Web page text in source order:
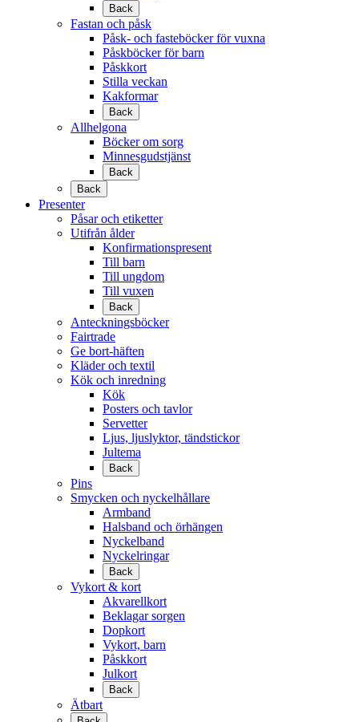
Back
Fastan och påsk
Påsk- och fasteböcker för vuxna
Påskböcker för barn
Påskkort
Stilla veckan
Kakformar
Back
Allhelgona
Böcker om sorg
Minnesgudstjänst
Back
Back
Presenter
Påsar och etiketter
Utifrån ålder
Konfirmationspresent
Till barn
Till ungdom
Till vuxen
Back
Anteckningsböcker
Fairtrade
Ge bort-häften
Kläder och textil
Kök och inredning
Kök
Posters och tavlor
Servetter
Ljus, ljuslyktor, tändstickor
Jultema
Back
Pins
Smycken och nyckelhållare
Armband
Halsband och örhängen
Nyckelband
Nyckelringar
Back
Vykort & kort
Akvarellkort
Beklagar sorgen
Dopkort
Vykort, barn
Påskkort
Julkort
Back
Ätbart